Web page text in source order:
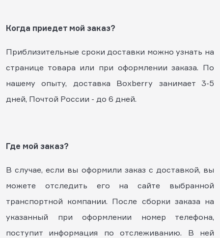
Когда приедет мой заказ?
Приблизительные сроки доставки можно узнать на
странице товара или при оформлении заказа. По
нашему опыту, доставка Boxberry занимает 3-5
дней, Почтой России - до 6 дней.
Где мой заказ?
В случае, если вы оформили заказ с доставкой, вы
можете отследить его на сайте выбранной
транспортной компании. После сборки заказа на
указанный при оформлении номер телефона,
поступит информация по отслеживанию. В ней